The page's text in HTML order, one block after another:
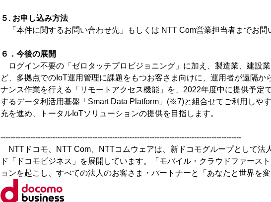
５. お申し込み方法
「本件に関するお問い合わせ先」もしくは NTT Com営業担当者までお問
６．今後の展開
ログイン不要の「ゼロタッチプロビジョニング」に加え、製造業、建設
ど、多拠点でのIoT運用管理に課題をもつお客さま向けに、運用者が遠隔か
ナンス作業を行える「リモートアクセス機能」を、2022年度中に提供予定
するデータ利活用基盤「Smart Data Platform」(※7)と組合せてご利用しや
充を進め、トータルIoTソリューションの提供を目指します。
-------------------------------------------------------------------------------------------------
NTTドコモ、NTT Com、NTTコムウェアは、新ドコモグループとして法
ド「ドコモビジネス」を展開しています。「モバイル・クラウドファース
ョンを起こし、すべての法人のお客さま・パートナーと「あなたと世界を